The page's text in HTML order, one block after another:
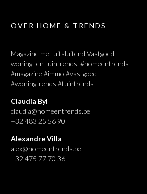
OVER HOME & TRENDS
Magazine met uitsluitend Vastgoed,
woning -en tuintrends. #homeentrends
#magazine #immo #vastgoed
#woningtrends #tuintrends
Claudia Byl
claudia@homeentrends.be
+32 483 25 56 90
Alexandre Villa
alex@homeentrends.be
+32 475 77 70 36